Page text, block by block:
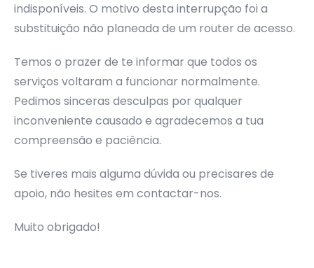
indisponíveis. O motivo desta interrupção foi a
substituição não planeada de um router de acesso.
Temos o prazer de te informar que todos os
serviços voltaram a funcionar normalmente.
Pedimos sinceras desculpas por qualquer
inconveniente causado e agradecemos a tua
compreensão e paciência.
Se tiveres mais alguma dúvida ou precisares de
apoio, não hesites em contactar-nos.
Muito obrigado!